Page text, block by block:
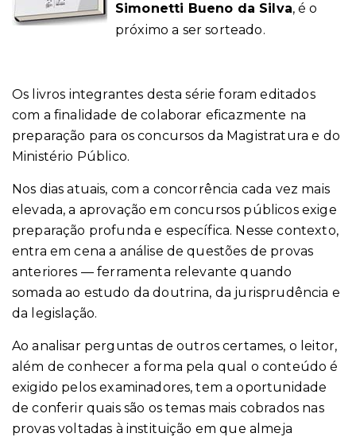
Simonetti Bueno da Silva, é o
próximo a ser sorteado.
Os livros integrantes desta série foram editados
com a finalidade de colaborar eficazmente na
preparação para os concursos da Magistratura e do
Ministério Público.
Nos dias atuais, com a concorrência cada vez mais
elevada, a aprovação em concursos públicos exige
preparação profunda e específica. Nesse contexto,
entra em cena a análise de questões de provas
anteriores — ferramenta relevante quando
somada ao estudo da doutrina, da jurisprudência e
da legislação.
Ao analisar perguntas de outros certames, o leitor,
além de conhecer a forma pela qual o conteúdo é
exigido pelos examinadores, tem a oportunidade
de conferir quais são os temas mais cobrados nas
provas voltadas à instituição em que almeja